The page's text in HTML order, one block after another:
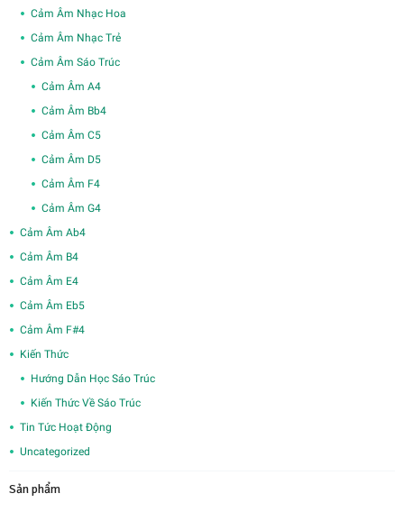
Cảm Âm Nhạc Hoa
Cảm Âm Nhạc Trẻ
Cảm Âm Sáo Trúc
Cảm Âm A4
Cảm Âm Bb4
Cảm Âm C5
Cảm Âm D5
Cảm Âm F4
Cảm Âm G4
Cảm Âm Ab4
Cảm Âm B4
Cảm Âm E4
Cảm Âm Eb5
Cảm Âm F#4
Kiến Thức
Hướng Dẫn Học Sáo Trúc
Kiến Thức Về Sáo Trúc
Tin Tức Hoạt Động
Uncategorized
Sản phẩm